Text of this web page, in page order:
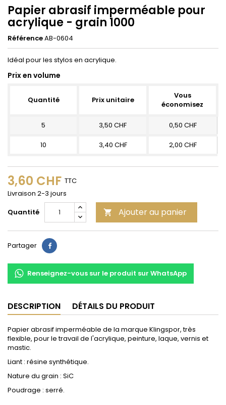
Papier abrasif imperméable pour
acrylique - grain 1000
RéférenceAB-0604
Idéal pour les stylos en acrylique.
Prix en volume
Quantité Prix unitaire
Vous
économisez
5 3,50 CHF 0,50 CHF
10 3,40 CHF 2,00 CHF
3,60 CHF TTC
Livraison 2-3 jours
Quantité
 Ajouter au panier
Partager Partager
Renseignez-vous sur le produit sur WhatsApp
DESCRIPTION DÉTAILS DU PRODUIT
Papier abrasif imperméable de la marque Klingspor, très
flexible, pour le travail de l'acrylique, peinture, laque, vernis et
mastic.
Liant : résine synthétique.
Nature du grain : SiC
Poudrage : serré.